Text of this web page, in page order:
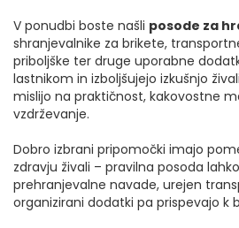
V ponudbi boste našli posode za
shranjevalnike za brikete,
priboljške ter druge uporabne
lastnikom in izboljšujejo izkušnjo
mislijo na praktičnost, kakovostne
vzdrževanje.
Dobro izbrani pripomočki imajo
zdravju živali – pravilna posoda
prehranjevalne navade, urejen
organizirani dodatki pa prispevajo k